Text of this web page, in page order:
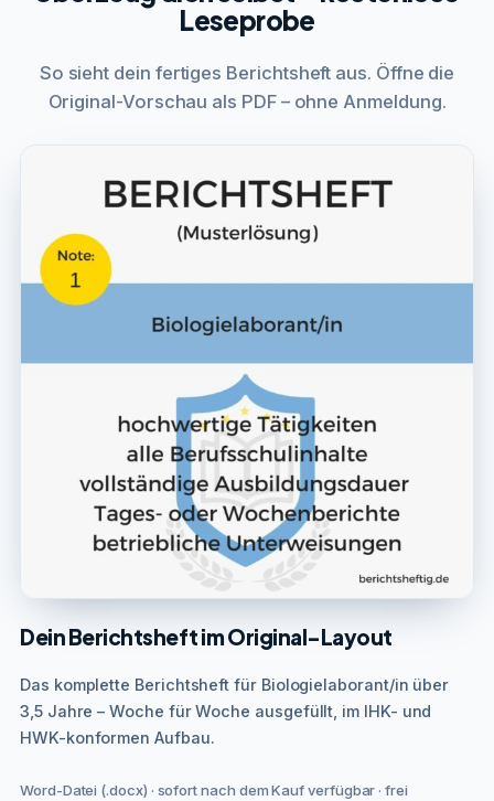
Leseprobe
So sieht dein fertiges Berichtsheft aus. Öffne die
Original-Vorschau als PDF – ohne Anmeldung.
Dein Berichtsheft im Original-Layout
Das komplette Berichtsheft für Biologielaborant/in über
3,5 Jahre – Woche für Woche ausgefüllt, im IHK- und
HWK-konformen Aufbau.
Word-Datei (.docx) · sofort nach dem Kauf verfügbar · frei